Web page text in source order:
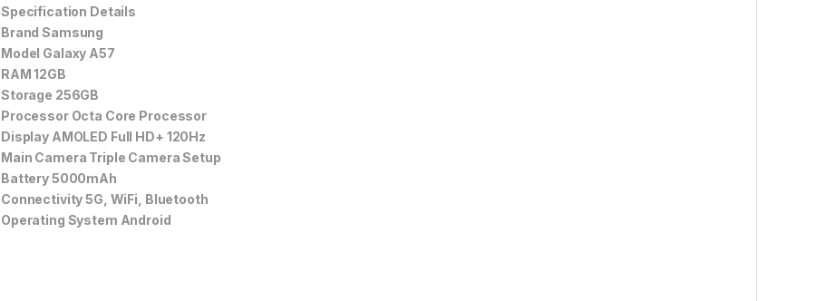
Specification Details
Brand Samsung
Model Galaxy A57
RAM 12GB
Storage 256GB
Processor Octa Core Processor
Display AMOLED Full HD+ 120Hz
Main Camera Triple Camera Setup
Battery 5000mAh
Connectivity 5G, WiFi, Bluetooth
Operating System Android